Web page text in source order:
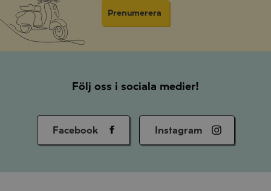
Prenumerera
Följ oss i sociala medier!
Facebook Instagram